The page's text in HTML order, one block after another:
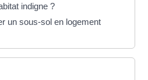
indigne ?
un sous-sol en logement